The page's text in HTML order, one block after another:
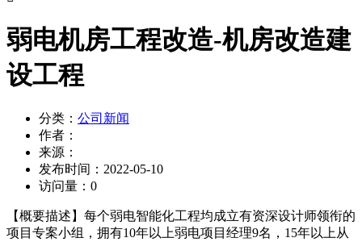
弱电机房工程改造-机房改造建
设工程
分类： 公司新闻
作者：
来源：
发布时间： 2022-05-10
访问量： 0
【概要描述】 每个弱电智能化工程均成立有资深设计师领衔的
项目专案小组，拥有10年以上弱电项目经理9名，15年以上从